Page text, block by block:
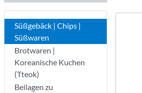
Süßgebäck | Chips |
Süßwaren
Brotwaren |
Koreanische Kuchen
(Tteok)
Beilagen zu